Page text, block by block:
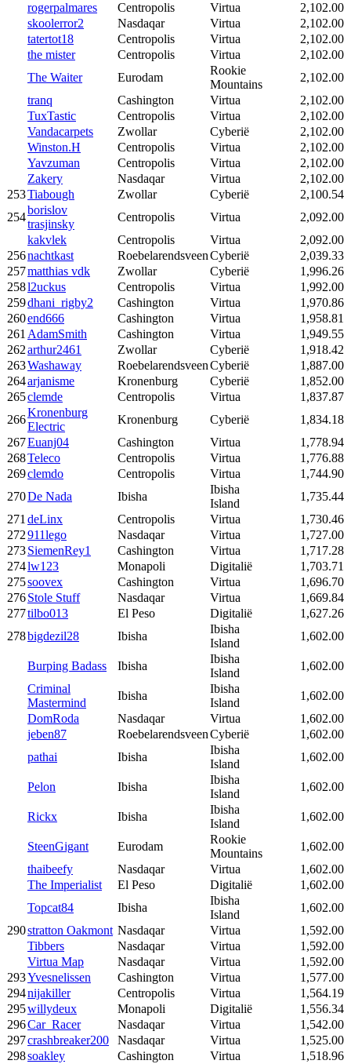
rogerpalmares
Centropolis Virtua
2,102.00
skoolerror2
Nasdaqar Virtua
2,102.00
tatertot18
Centropolis Virtua
2,102.00
the mister
Centropolis Virtua
2,102.00
The Waiter
Eurodam
Rookie
Mountains
2,102.00
tranq
Cashington Virtua
2,102.00
TuxTastic
Centropolis Virtua
2,102.00
Vandacarpets
Zwollar Cyberië
2,102.00
Winston.H
Centropolis Virtua
2,102.00
Yavzuman
Centropolis Virtua
2,102.00
Zakery
Nasdaqar Virtua
2,102.00
253Tiabough Zwollar Cyberië
2,100.54
254
borislov
trasjinsky
Centropolis Virtua
2,092.00
kakvlek
Centropolis Virtua
2,092.00
256nachtkast RoebelarendsveenCyberië
2,039.33
257matthias vdk Zwollar Cyberië
1,996.26
258l2uckus Centropolis Virtua
1,992.00
259dhani_rigby2 Cashington Virtua
1,970.86
260end666 Cashington Virtua
1,958.81
261AdamSmith Cashington Virtua
1,949.55
262arthur2461 Zwollar Cyberië
1,918.42
263Washaway RoebelarendsveenCyberië
1,887.00
264arjanisme Kronenburg Cyberië
1,852.00
265clemde Centropolis Virtua
1,837.87
266
Kronenburg
Electric
Kronenburg Cyberië
1,834.18
267Euanj04 Cashington Virtua
1,778.94
268Teleco Centropolis Virtua
1,776.88
269clemdo Centropolis Virtua
1,744.90
270De Nada Ibisha
Ibisha
Island
1,735.44
271deLinx Centropolis Virtua
1,730.46
272911lego Nasdaqar Virtua
1,727.00
273SiemenRey1 Cashington Virtua
1,717.28
274lw123 Monapoli Digitalië
1,703.71
275soovex Cashington Virtua
1,696.70
276Stole Stuff Nasdaqar Virtua
1,669.84
277tilbo013 El Peso Digitalië
1,627.26
278bigdezil28 Ibisha
Ibisha
Island
1,602.00
Burping Badass Ibisha
Ibisha
Island
1,602.00
Criminal
Mastermind
Ibisha
Ibisha
Island
1,602.00
DomRoda
Nasdaqar Virtua
1,602.00
jeben87
RoebelarendsveenCyberië
1,602.00
pathai
Ibisha
Ibisha
Island
1,602.00
Pelon Ibisha
Ibisha
Island
1,602.00
Rickx Ibisha
Ibisha
Island
1,602.00
SteenGigant Eurodam
Rookie
Mountains
1,602.00
thaibeefy
Nasdaqar Virtua
1,602.00
The Imperialist
El Peso Digitalië
1,602.00
Topcat84
Ibisha
Ibisha
Island
1,602.00
290stratton Oakmont Nasdaqar Virtua
1,592.00
Tibbers
Nasdaqar Virtua
1,592.00
Virtua Map
Nasdaqar Virtua
1,592.00
293Yvesnelissen Cashington Virtua
1,577.00
294nijakiller Centropolis Virtua
1,564.19
295willydeux Monapoli Digitalië
1,556.34
296Car_Racer Nasdaqar Virtua
1,542.00
297crashbreaker200 Nasdaqar Virtua
1,525.00
298soakley Cashington Virtua
1,518.96